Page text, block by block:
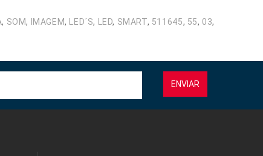
, SOM, IMAGEM, LED´S, LED, SMART, 511645, 55, 03,
ENVIAR